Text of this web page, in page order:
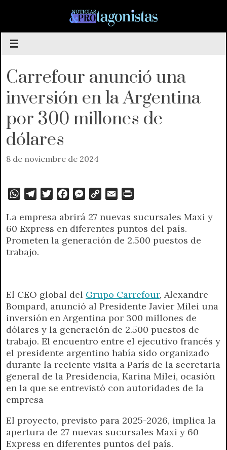
contenido
Carrefour anunció una
inversión en la Argentina
por 300 millones de
dólares
8 de noviembre de 2024
W
a
t
s
A
l
e
g
r
i
t
t
c
e
b
M
s
s
e
r
p
y
L
a
i
l
i
n
t
e
n
d
l
La empresa abrirá 27 nuevas sucursales Maxi y
60 Express en diferentes puntos del país.
Prometen la generación de 2.500 puestos de
trabajo.
El CEO global del Grupo Carrefour, Alexandre
Bompard, anunció al Presidente Javier Milei una
inversión en Argentina por 300 millones de
dólares y la generación de 2.500 puestos de
trabajo. El encuentro entre el ejecutivo francés y
el presidente argentino había sido organizado
durante la reciente visita a París de la secretaria
general de la Presidencia, Karina Milei, ocasión
en la que se entrevistó con autoridades de la
empresa
El proyecto, previsto para 2025-2026, implica la
apertura de 27 nuevas sucursales Maxi y 60
Express en diferentes puntos del país.